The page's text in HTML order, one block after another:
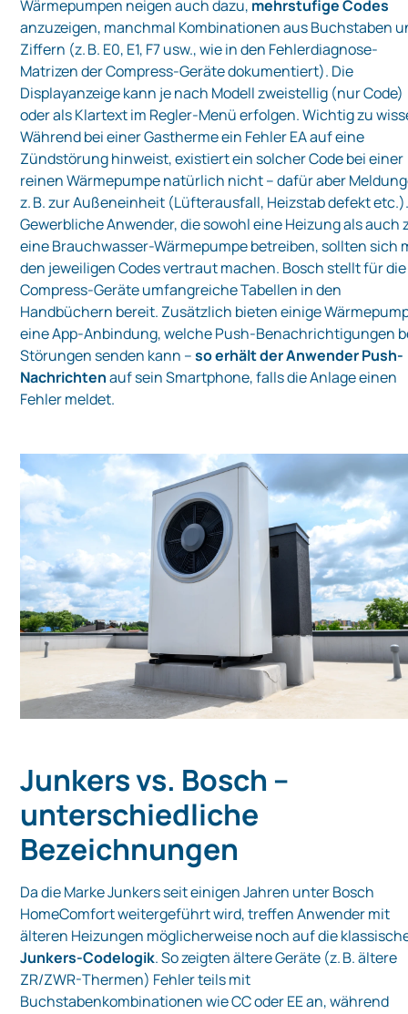
Wärmepumpen neigen auch dazu, mehrstufige Codes
anzuzeigen, manchmal Kombinationen aus Buchstaben
Ziffern (z. B. E0, E1, F7 usw., wie in den Fehlerdiagnose-
Matrizen der Compress-Geräte dokumentiert). Die
Displayanzeige kann je nach Modell zweistellig (nur Code)
oder als Klartext im Regler-Menü erfolgen. Wichtig zu
Während bei einer Gastherme ein Fehler EA auf eine
Zündstörung hinweist, existiert ein solcher Code bei einer
reinen Wärmepumpe natürlich nicht – dafür aber
z. B. zur Außeneinheit (Lüfterausfall, Heizstab defekt
Gewerbliche Anwender, die sowohl eine Heizung als auch
eine Brauchwasser-Wärmepumpe betreiben, sollten sich
den jeweiligen Codes vertraut machen. Bosch stellt für die
Compress-Geräte umfangreiche Tabellen in den
Handbüchern bereit. Zusätzlich bieten einige
eine App-Anbindung, welche Push-Benachrichtigungen
Störungen senden kann –so erhält der Anwender Push-
Nachrichtenauf sein Smartphone, falls die Anlage einen
Fehler meldet.
Junkers vs. Bosch –
unterschiedliche
Bezeichnungen
Da die Marke Junkers seit einigen Jahren unter Bosch
HomeComfort weitergeführt wird, treffen Anwender mit
älteren Heizungen möglicherweise noch auf die
Junkers-Codelogik. So zeigten ältere Geräte (z. B. ältere
ZR/ZWR-Thermen) Fehler teils mit
Buchstabenkombinationen wie CC oder EE an, während